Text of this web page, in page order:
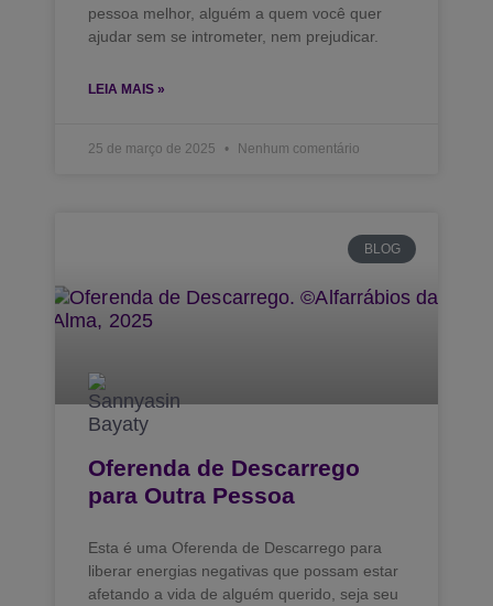
pessoa melhor, alguém a quem você quer
ajudar sem se intrometer, nem prejudicar.
LEIA MAIS »
25 de março de 2025 Nenhum comentário
BLOG
Oferenda de Descarrego
para Outra Pessoa
Esta é uma Oferenda de Descarrego para
liberar energias negativas que possam estar
afetando a vida de alguém querido, seja seu